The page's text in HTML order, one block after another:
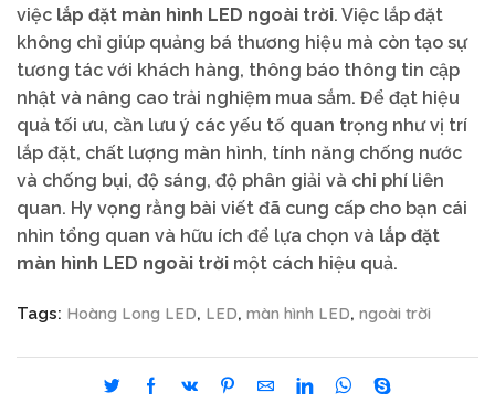
việc lắp đặt màn hình LED ngoài trời. Việc lắp đặt
không chỉ giúp quảng bá thương hiệu mà còn tạo sự
tương tác với khách hàng, thông báo thông tin cập
nhật và nâng cao trải nghiệm mua sắm. Để đạt hiệu
quả tối ưu, cần lưu ý các yếu tố quan trọng như vị trí
lắp đặt, chất lượng màn hình, tính năng chống nước
và chống bụi, độ sáng, độ phân giải và chi phí liên
quan. Hy vọng rằng bài viết đã cung cấp cho bạn cái
nhìn tổng quan và hữu ích để lựa chọn và lắp đặt
màn hình LED ngoài trời một cách hiệu quả.
Tags: Hoàng Long LED, LED, màn hình LED, ngoài trời